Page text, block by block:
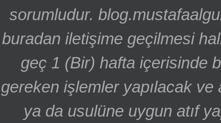
sorumludur.
buradan iletişime geçilmesi
geç 1 (Bir) hafta içerisinde
gereken işlemler yapılacak ve
ya da usulüne uygun atıf